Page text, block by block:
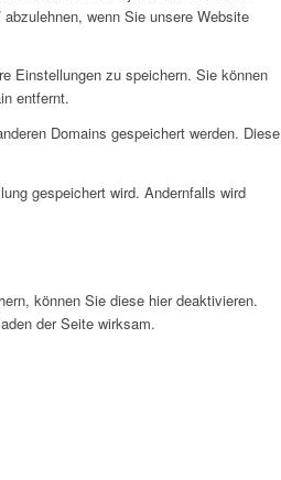
wenn Sie unsere Website
Einstellungen zu speichern. Sie können
entfernt.
Domains gespeichert werden. Diese
gespeichert wird. Andernfalls wird
können Sie diese hier deaktivieren.
der Seite wirksam.